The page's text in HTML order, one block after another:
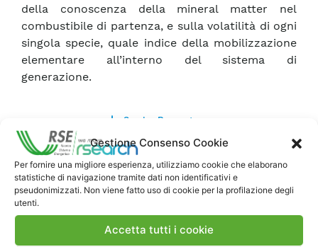
Gestione Consenso Cookie
Per fornire una migliore esperienza, utilizziamo cookie che elaborano
statistiche di navigazione tramite dati non identificativi e
pseudonimizzati. Non viene fatto uso di cookie per la profilazione degli
utenti.
Accetta tutti i cookie
della conoscenza della mineral matter nel
combustibile di partenza, e sulla volatilità di ogni
singola specie, quale indice della mobilizzazione
elementare all’interno del sistema di
generazione.
Scarica Rapporto
Commenti
Pubblica un commento